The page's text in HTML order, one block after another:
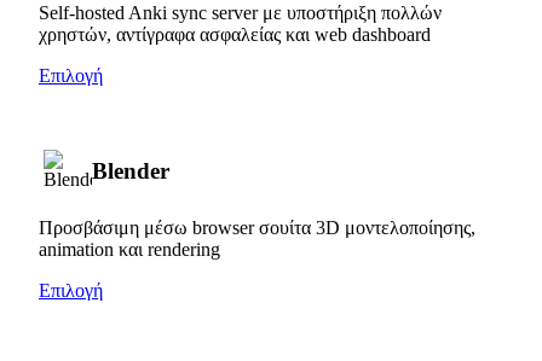
Self-hosted Anki sync server με υποστήριξη πολλών
χρηστών, αντίγραφα ασφαλείας και web dashboard
Επιλογή
Blender
Προσβάσιμη μέσω browser σουίτα 3D μοντελοποίησης,
animation και rendering
Επιλογή